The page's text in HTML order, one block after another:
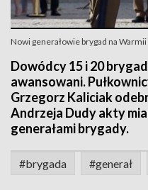
Nowi generałowie brygad na
Dowódcy 15 i 20
awansowani.
Grzegorz Kaliciak
Andrzeja Dudy akty
generałami brygady.
#brygada #generał